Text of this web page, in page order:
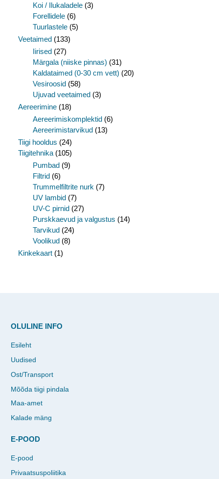
Koi / Ilukaladele (3)
Forellidele (6)
Tuurlastele (5)
Veetaimed (133)
Iirised (27)
Märgala (niiske pinnas) (31)
Kaldataimed (0-30 cm vett) (20)
Vesiroosid (58)
Ujuvad veetaimed (3)
Aereerimine (18)
Aereerimiskomplektid (6)
Aereerimistarvikud (13)
Tiigi hooldus (24)
Tiigitehnika (105)
Pumbad (9)
Filtrid (6)
Trummelfiltrite nurk (7)
UV lambid (7)
UV-C pirnid (27)
Purskkaevud ja valgustus (14)
Tarvikud (24)
Voolikud (8)
Kinkekaart (1)
OLULINE INFO
Esileht
Uudised
Ost/Transport
Mõõda tiigi pindala
Maa-amet
Kalade mäng
E-POOD
E-pood
Privaatsuspoliitika